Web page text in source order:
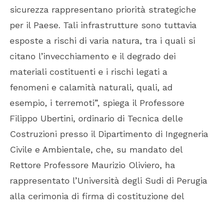
sicurezza rappresentano priorità strategiche
per il Paese. Tali infrastrutture sono tuttavia
esposte a rischi di varia natura, tra i quali si
citano l’invecchiamento e il degrado dei
materiali costituenti e i rischi legati a
fenomeni e calamità naturali, quali, ad
esempio, i terremoti”, spiega il Professore
Filippo Ubertini, ordinario di Tecnica delle
Costruzioni presso il Dipartimento di Ingegneria
Civile e Ambientale, che, su mandato del
Rettore Professore Maurizio Oliviero, ha
rappresentato l’Università degli Sudi di Perugia
alla cerimonia di firma di costituzione del